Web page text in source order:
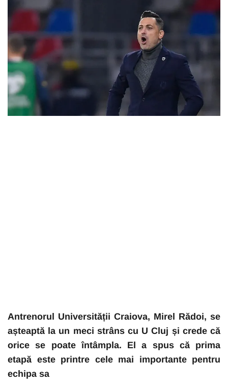
Antrenorul Universității Craiova, Mirel Rădoi, se
așteaptă la un meci strâns cu U Cluj și crede că
orice se poate întâmpla. El a spus că prima
etapă este printre cele mai importante pentru
echipa sa